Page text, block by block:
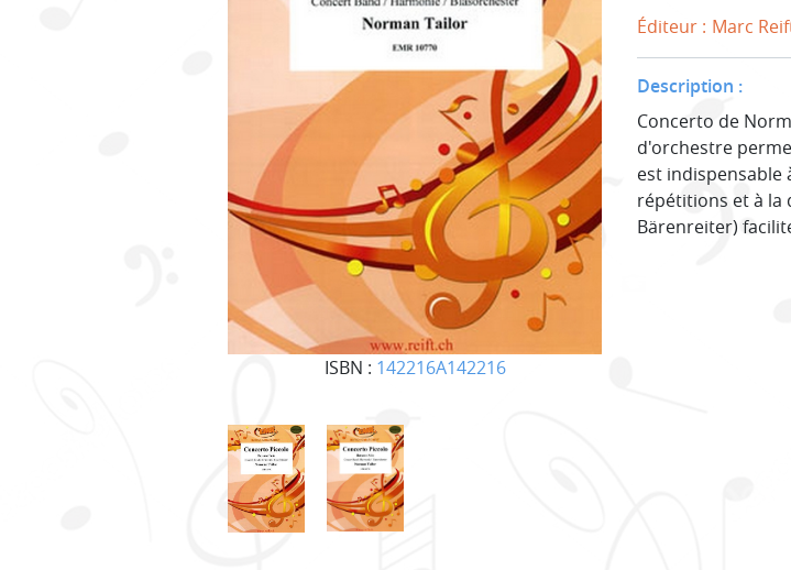
ISBN : 142216A142216
Éditeur : Marc
Description :
Concerto de
d'orchestre
est indispensable
répétitions et à la
Bärenreiter)